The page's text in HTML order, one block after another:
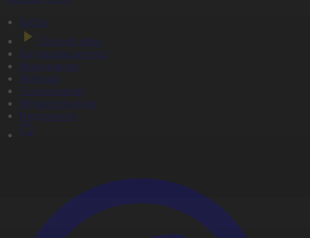
Басты
Тікелей эфир
Бағдарлама кестесі
Жаңалықтар
Жобалар
Телехикаялар
Мультсериалдар
Видеоархив